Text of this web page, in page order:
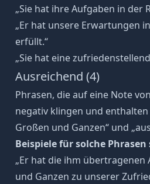
„Sie hat ihre Aufgaben in der
„Er hat unsere Erwartungen
erfüllt.“
„Sie hat eine
Ausreichend (4)
Phrasen, die auf eine Note
negativ klingen und
Großen und Ganzen“ und
Beispiele für solche Phrasen
„Er hat die ihm übertragenen
und Ganzen zu unserer